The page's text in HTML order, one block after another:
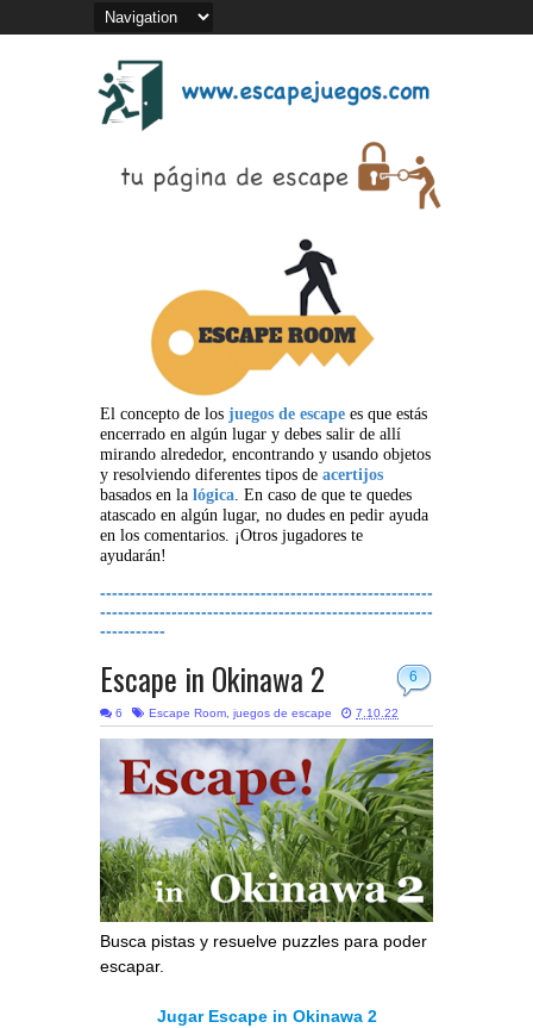
El concepto de los juegos de escape es que estás
encerrado en algún lugar y debes salir de allí
mirando alrededor, encontrando y usando objetos
y resolviendo diferentes tipos de acertijos
basados en la lógica. En caso de que te quedes
atascado en algún lugar, no dudes en pedir ayuda
en los comentarios. ¡Otros jugadores te
ayudarán!
--------------------------------------------------------
--------------------------------------------------------
-----------
6
Escape in Okinawa 2
6 Escape Room, juegos de escape 7.10.22
Busca pistas y resuelve puzzles para poder
escapar.
Jugar Escape in Okinawa 2